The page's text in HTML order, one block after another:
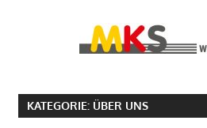
Stahlservice
KATEGORIE: ÜBER UNS